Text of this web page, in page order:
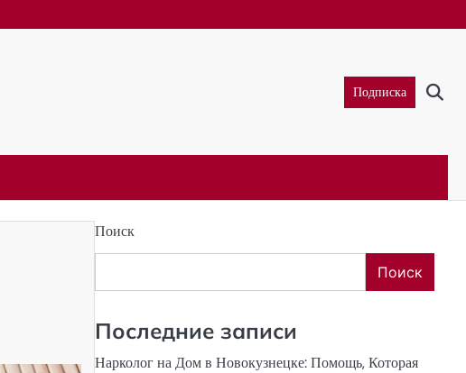
Подписка
Поиск
Поиск
Последние записи
Нарколог на Дом в Новокузнецке: Помощь, Которая